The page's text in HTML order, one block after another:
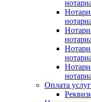
Оплата услуг